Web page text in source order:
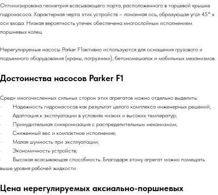
Оптимизирована геометрия всасывающего порта, расположенного в торцевой крышке
гидронасоса. Характерная черта этих устройств – ломанная ось, образующая угол 45° к
оси входа. Низкая вероятность утечек обеспечена многослойным исполнением
поршневых колец.
Нерегулируемые насосы Parker F1активно используются для оснащения грузового и
подъемного оборудования (краны, погрузчики), бетономешалок и мобильных механизмов.
Достоинства насосов Parker F1
Среди многочисленных сильных сторон этих агрегатов можно отдельно выделить:
· Надежность гидронасосов как результат целого комплекса инженерных решений;
· Адаптация к эксплуатации в условиях низких и высоких температур;
· Принудительная синхронизация с распределительным механизмом;
· Сниженный вес и компактное исполнение;
· Малая шумность при эксплуатации;
· Экономичность устройств;
· Высокая всасывающая способность. Благодаря этому агрегат можно помещать
выше уровня рабочей жидкости.
Цена нерегулируемых аксиально-поршневых